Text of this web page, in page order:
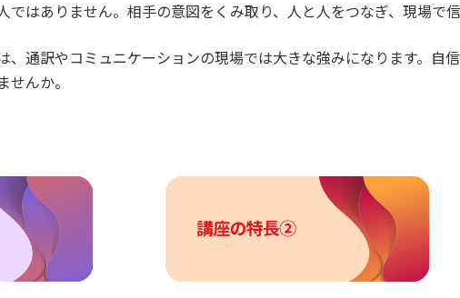
ではありません。相手の意図をくみ取り、人と人をつなぎ、現場で
、通訳やコミュニケーションの現場では大きな強みになります。自
せんか。